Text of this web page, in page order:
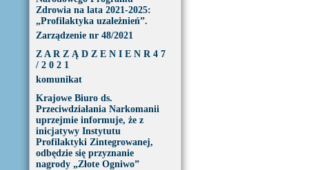
Zdrowia na lata 2021-2025:
„Profilaktyka uzależnień”.
Zarządzenie nr 48/2021
Z A R Z Ą D Z E N I E N R 4 7
/ 2 0 2 1
komunikat
Krajowe Biuro ds.
Przeciwdziałania Narkomanii
uprzejmie informuje, że z
inicjatywy Instytutu
Profilaktyki Zintegrowanej,
odbędzie się przyznanie
nagrody „Złote Ogniwo”